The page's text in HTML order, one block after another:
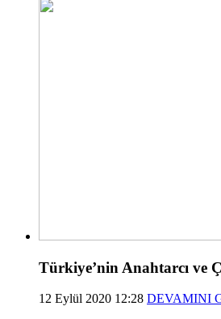
Türkiye’nin Anahtarcı ve
12 Eylül 2020 12:28 DEVAMINI